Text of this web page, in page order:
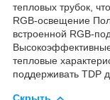
тепловых трубок,
RGB-освещение
встроенной RGB-
тепловые
поддерживать TDP
Скрыть